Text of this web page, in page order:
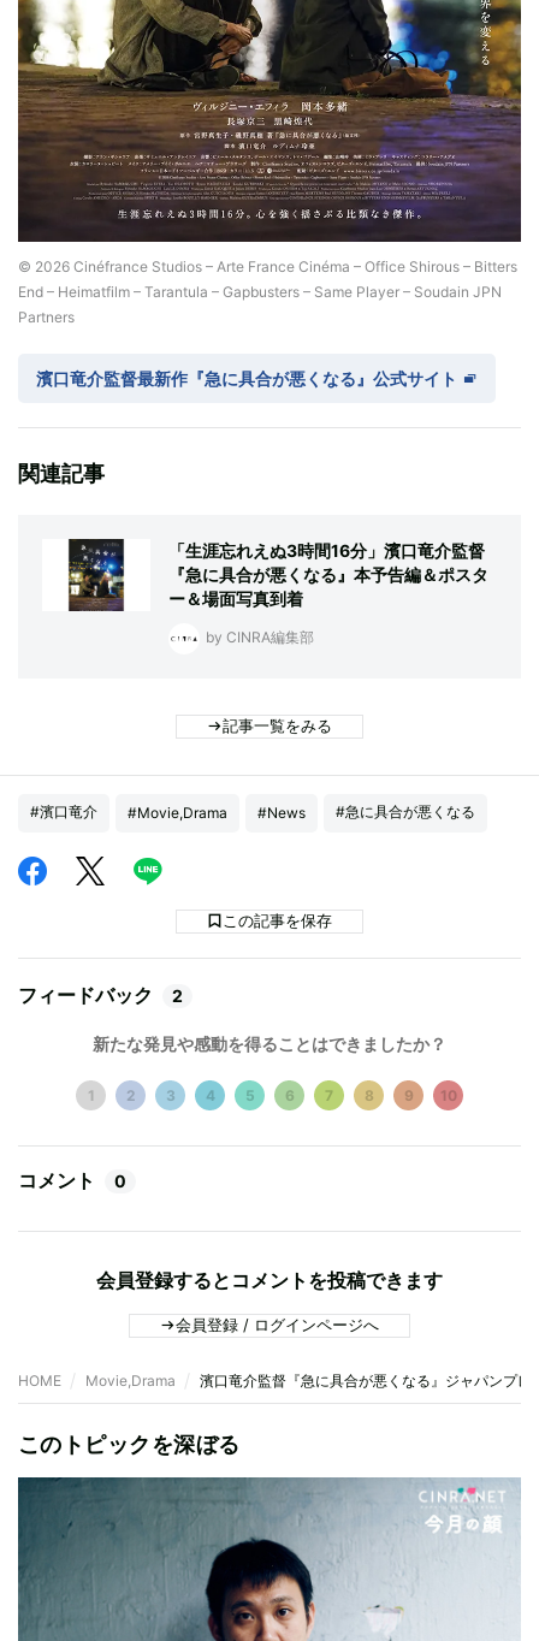
© 2026 Cinéfrance Studios – Arte France Cinéma – Office Shirous – Bitters
End – Heimatfilm – Tarantula – Gapbusters – Same Player – Soudain JPN
Partners
濱口竜介監督最新作『急に具合が悪くなる』公式サイト
関連記事
「生涯忘れえぬ3時間16分」濱口竜介監督
『急に具合が悪くなる』本予告編＆ポスタ
ー＆場面写真到着
by CINRA編集部
記事一覧をみる
#濱口竜介 #Movie,Drama #News #急に具合が悪くなる
この記事を保存
フィードバック 2
新たな発見や感動を得ることはできましたか？
1 2 3 4 5 6 7 8 9 10
コメント 0
会員登録するとコメントを投稿できます
会員登録 / ログインページへ
HOME Movie,Drama 濱口竜介監督『急に具合が悪くなる』ジャパンプ
このトピックを深ぼる